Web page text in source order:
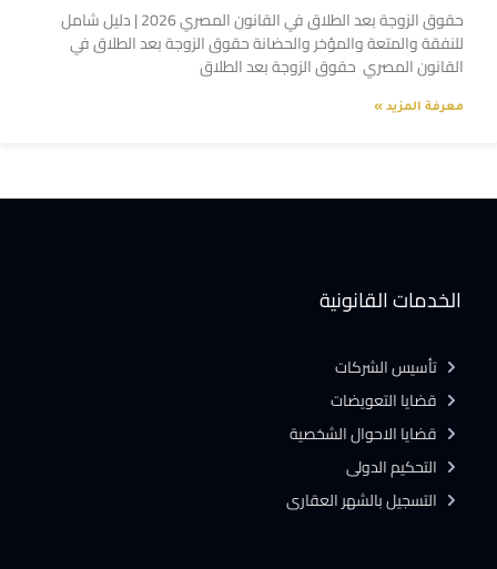
حقوق الزوجة بعد الطلاق في القانون المصري 2026 | دليل شامل
للنفقة والمتعة والمؤخر والحضانة حقوق الزوجة بعد الطلاق في
القانون المصري حقوق الزوجة بعد الطلاق
معرفة المزيد »
الخدمات القانونية
تأسيس الشركات
قضايا التعويضات
قضايا الاحوال الشخصية
التحكيم الدولى
التسجيل بالشهر العقارى